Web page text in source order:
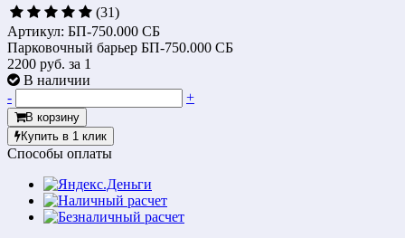
(31)
Артикул: БП-750.000 СБ
Парковочный барьер БП-750.000 СБ
2200 руб. за 1
В наличии
-
+
В корзину
Купить в 1 клик
Способы оплаты